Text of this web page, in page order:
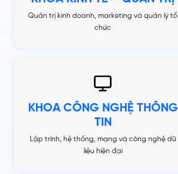
Quản trị kinh doanh, marketing và quản lý tổ
chức
KHOA CÔNG NGHỆ THÔNG
TIN
Lập trình, hệ thống, mạng và công nghệ dữ
liệu hiện đại